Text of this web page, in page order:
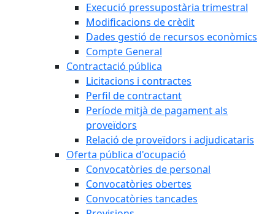
Execució pressupostària trimestral
Modificacions de crèdit
Dades gestió de recursos econòmics
Compte General
Contractació pública
Licitacions i contractes
Perfil de contractant
Període mitjà de pagament als
proveïdors
Relació de proveïdors i adjudicataris
Oferta pública d'ocupació
Convocatòries de personal
Convocatòries obertes
Convocatòries tancades